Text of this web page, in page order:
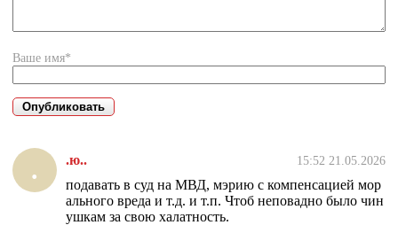
Ваше имя*
. .ю.. 15:52 21.05.2026
подавать в суд на МВД, мэрию с компенсацией мор
ального вреда и т.д. и т.п. Чтоб неповадно было чин
ушкам за свою халатность.